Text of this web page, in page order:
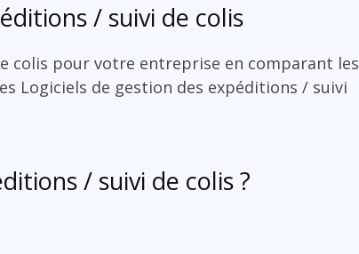
/ suivi de colis
colis pour votre entreprise en comparant les
Logiciels de gestion des expéditions / suivi
/ suivi de colis ?